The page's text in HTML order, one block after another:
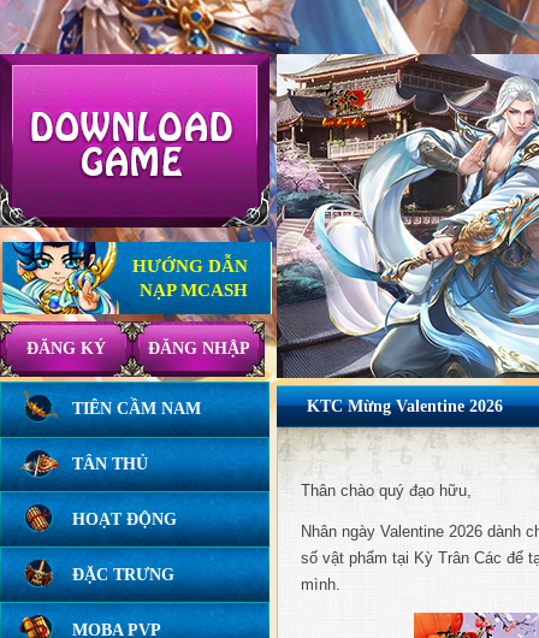
HƯỚNG DẪN
NẠP MCASH
ĐĂNG KÝ ĐĂNG NHẬP
TIÊN CẦM NAM
TÂN THỦ
HOẠT ĐỘNG
ĐẶC TRƯNG
MOBA PVP
KTC Mừng Valentine 2026
Thân chào quý đạo hữu,
Nhân ngày Valentine 2026 dành
số vật phẩm tại Kỳ Trân Các để
mình.